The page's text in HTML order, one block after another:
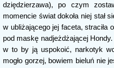
dziędzierzawa), po czym
momencie świat dokoła niej stał
w ubliżającego jej faceta, straciła
pod maskę nadjeżdżającej Hondy.
w to by ją uspokoić, narkotyk
mogło gorzej, bowiem bieluń nie